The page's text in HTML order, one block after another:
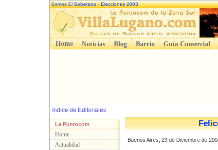
Somos El Soberano - Elecciones 2003
Home Noticias Blog Barrio Guía Comercial
Indice de Editoriales
La Puntocom
Home
Actualidad
Buenos Aires, 29 de Diciembre de